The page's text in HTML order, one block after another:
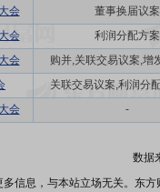
会
董事换届议案
会
利润分配方案
会
购并,关联交易议案,增
关联交易议案,利润分
会
-
数据
信息，与本站立场无关。东